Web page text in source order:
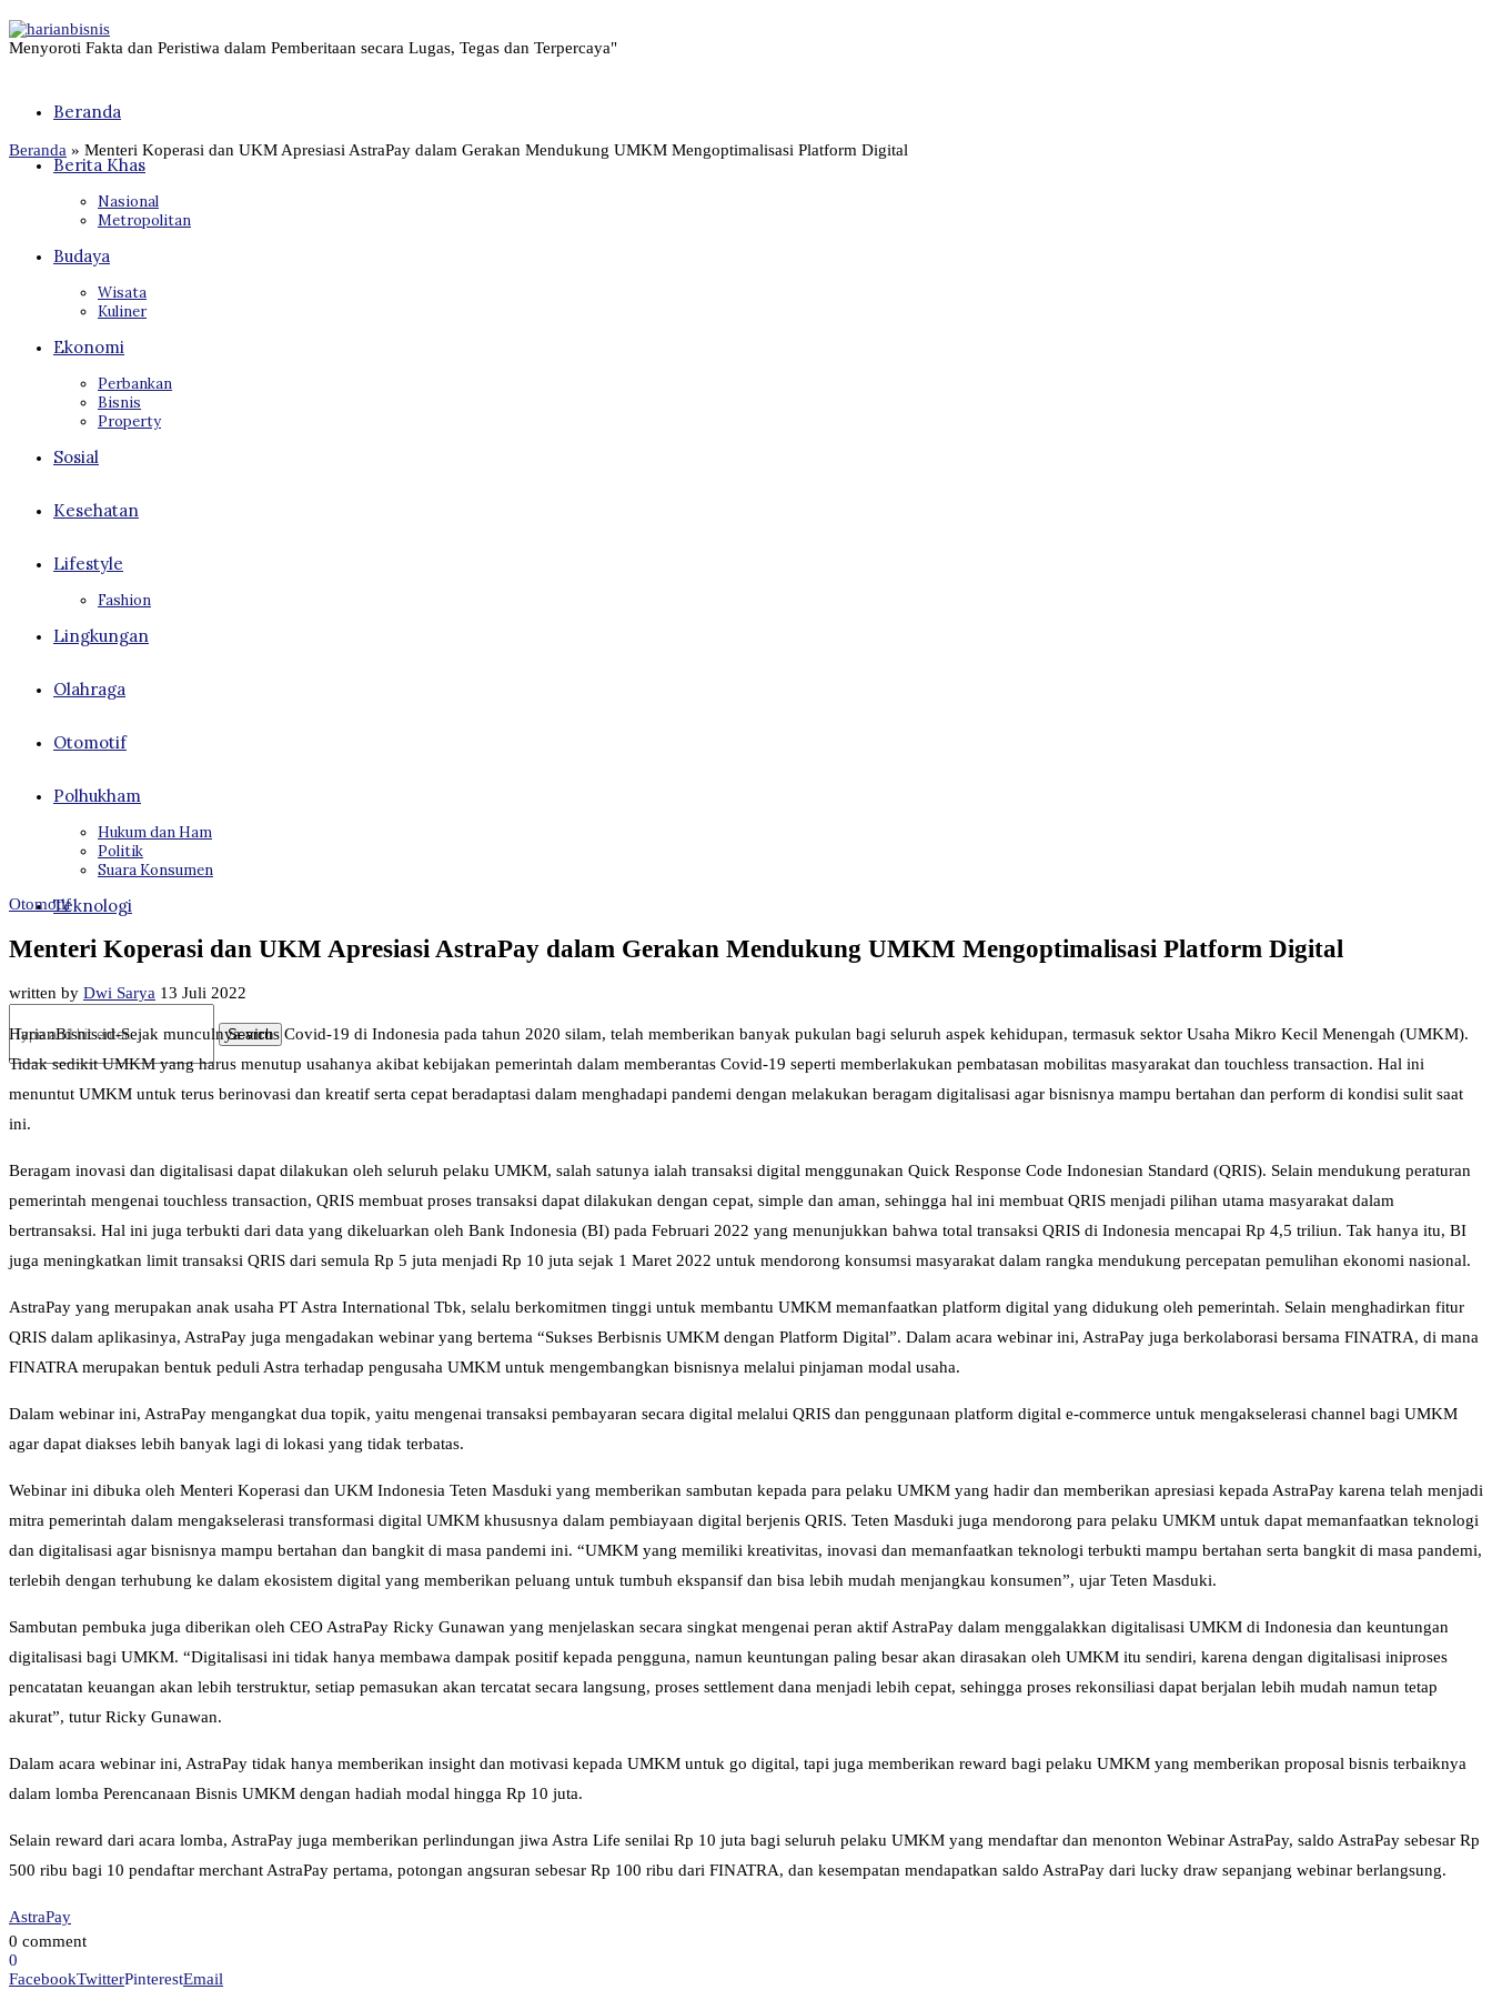
Menyoroti Fakta dan Peristiwa dalam Pemberitaan secara Lugas, Tegas dan Terpercaya"
Beranda
Berita Khas
Nasional
Metropolitan
Budaya
Wisata
Kuliner
Ekonomi
Perbankan
Bisnis
Property
Sosial
Kesehatan
Lifestyle
Fashion
Lingkungan
Olahraga
Otomotif
Polhukham
Hukum dan Ham
Politik
Suara Konsumen
Teknologi
Beranda » Menteri Koperasi dan UKM Apresiasi AstraPay dalam Gerakan Mendukung UMKM Mengoptimalisasi Platform Digital
Otomotif
Menteri Koperasi dan UKM Apresiasi AstraPay dalam Gerakan Mendukung UMKM Mengoptimalisasi Platform Digital
written by Dwi Sarya 13 Juli 2022
HarianBisnis.id-Sejak munculnya virus Covid-19 di Indonesia pada tahun 2020 silam, telah memberikan banyak pukulan bagi seluruh aspek kehidupan, termasuk sektor Usaha Mikro Kecil Menengah (UMKM).
Tidak sedikit UMKM yang harus menutup usahanya akibat kebijakan pemerintah dalam memberantas Covid-19 seperti memberlakukan pembatasan mobilitas masyarakat dan touchless transaction. Hal ini
menuntut UMKM untuk terus berinovasi dan kreatif serta cepat beradaptasi dalam menghadapi pandemi dengan melakukan beragam digitalisasi agar bisnisnya mampu bertahan dan perform di kondisi sulit saat
ini.
Beragam inovasi dan digitalisasi dapat dilakukan oleh seluruh pelaku UMKM, salah satunya ialah transaksi digital menggunakan Quick Response Code Indonesian Standard (QRIS). Selain mendukung peraturan
pemerintah mengenai touchless transaction, QRIS membuat proses transaksi dapat dilakukan dengan cepat, simple dan aman, sehingga hal ini membuat QRIS menjadi pilihan utama masyarakat dalam
bertransaksi. Hal ini juga terbukti dari data yang dikeluarkan oleh Bank Indonesia (BI) pada Februari 2022 yang menunjukkan bahwa total transaksi QRIS di Indonesia mencapai Rp 4,5 triliun. Tak hanya itu, BI
juga meningkatkan limit transaksi QRIS dari semula Rp 5 juta menjadi Rp 10 juta sejak 1 Maret 2022 untuk mendorong konsumsi masyarakat dalam rangka mendukung percepatan pemulihan ekonomi nasional.
AstraPay yang merupakan anak usaha PT Astra International Tbk, selalu berkomitmen tinggi untuk membantu UMKM memanfaatkan platform digital yang didukung oleh pemerintah. Selain menghadirkan fitur
QRIS dalam aplikasinya, AstraPay juga mengadakan webinar yang bertema “Sukses Berbisnis UMKM dengan Platform Digital”. Dalam acara webinar ini, AstraPay juga berkolaborasi bersama FINATRA, di mana
FINATRA merupakan bentuk peduli Astra terhadap pengusaha UMKM untuk mengembangkan bisnisnya melalui pinjaman modal usaha.
Dalam webinar ini, AstraPay mengangkat dua topik, yaitu mengenai transaksi pembayaran secara digital melalui QRIS dan penggunaan platform digital e-commerce untuk mengakselerasi channel bagi UMKM
agar dapat diakses lebih banyak lagi di lokasi yang tidak terbatas.
Webinar ini dibuka oleh Menteri Koperasi dan UKM Indonesia Teten Masduki yang memberikan sambutan kepada para pelaku UMKM yang hadir dan memberikan apresiasi kepada AstraPay karena telah menjadi
mitra pemerintah dalam mengakselerasi transformasi digital UMKM khususnya dalam pembiayaan digital berjenis QRIS. Teten Masduki juga mendorong para pelaku UMKM untuk dapat memanfaatkan teknologi
dan digitalisasi agar bisnisnya mampu bertahan dan bangkit di masa pandemi ini. “UMKM yang memiliki kreativitas, inovasi dan memanfaatkan teknologi terbukti mampu bertahan serta bangkit di masa pandemi,
terlebih dengan terhubung ke dalam ekosistem digital yang memberikan peluang untuk tumbuh ekspansif dan bisa lebih mudah menjangkau konsumen”, ujar Teten Masduki.
Sambutan pembuka juga diberikan oleh CEO AstraPay Ricky Gunawan yang menjelaskan secara singkat mengenai peran aktif AstraPay dalam menggalakkan digitalisasi UMKM di Indonesia dan keuntungan
digitalisasi bagi UMKM. “Digitalisasi ini tidak hanya membawa dampak positif kepada pengguna, namun keuntungan paling besar akan dirasakan oleh UMKM itu sendiri, karena dengan digitalisasi iniproses
pencatatan keuangan akan lebih terstruktur, setiap pemasukan akan tercatat secara langsung, proses settlement dana menjadi lebih cepat, sehingga proses rekonsiliasi dapat berjalan lebih mudah namun tetap
akurat”, tutur Ricky Gunawan.
Dalam acara webinar ini, AstraPay tidak hanya memberikan insight dan motivasi kepada UMKM untuk go digital, tapi juga memberikan reward bagi pelaku UMKM yang memberikan proposal bisnis terbaiknya
dalam lomba Perencanaan Bisnis UMKM dengan hadiah modal hingga Rp 10 juta.
Selain reward dari acara lomba, AstraPay juga memberikan perlindungan jiwa Astra Life senilai Rp 10 juta bagi seluruh pelaku UMKM yang mendaftar dan menonton Webinar AstraPay, saldo AstraPay sebesar Rp
500 ribu bagi 10 pendaftar merchant AstraPay pertama, potongan angsuran sebesar Rp 100 ribu dari FINATRA, dan kesempatan mendapatkan saldo AstraPay dari lucky draw sepanjang webinar berlangsung.
AstraPay
0 comment
0
FacebookTwitterPinterestEmail